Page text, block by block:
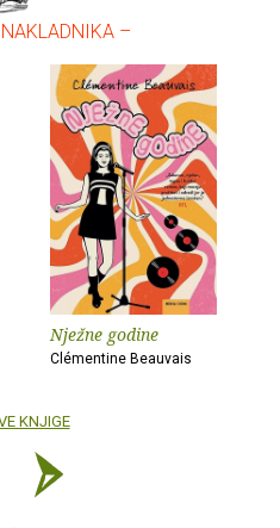
–
Nježne godine
Clémentine Beauvais
KNJIGE